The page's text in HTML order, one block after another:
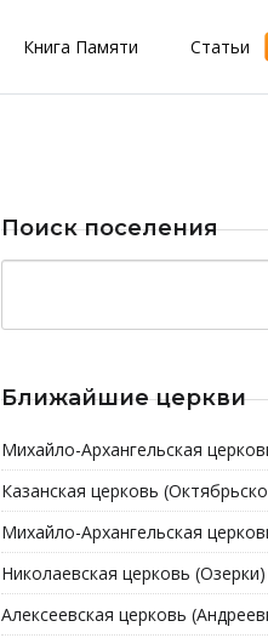
Книга Памяти Статьи
Поиск поселения
Ближайшие церкви
Михайло-Архангельская
Казанская церковь
Михайло-Архангельская
Николаевская церковь (Озерки)
Алексеевская церковь